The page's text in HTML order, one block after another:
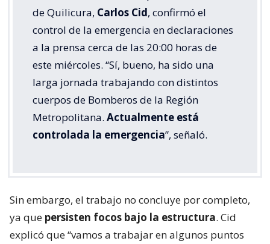
de Quilicura, Carlos Cid, confirmó el
control de la emergencia en declaraciones
a la prensa cerca de las 20:00 horas de
este miércoles. “Sí, bueno, ha sido una
larga jornada trabajando con distintos
cuerpos de Bomberos de la Región
Metropolitana. Actualmente está
controlada la emergencia”, señaló.
Sin embargo, el trabajo no concluye por completo,
ya que persisten focos bajo la estructura. Cid
explicó que “vamos a trabajar en algunos puntos